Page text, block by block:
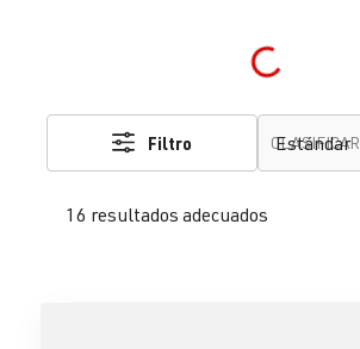
Loading...
16 resultados adecuados
Filtro CLASIFICAR